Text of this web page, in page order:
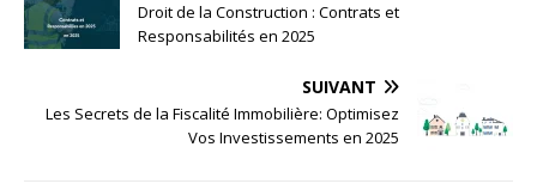
Droit de la Construction : Contrats et
Responsabilités en 2025
SUIVANT
Les Secrets de la Fiscalité Immobilière: Optimisez
Vos Investissements en 2025